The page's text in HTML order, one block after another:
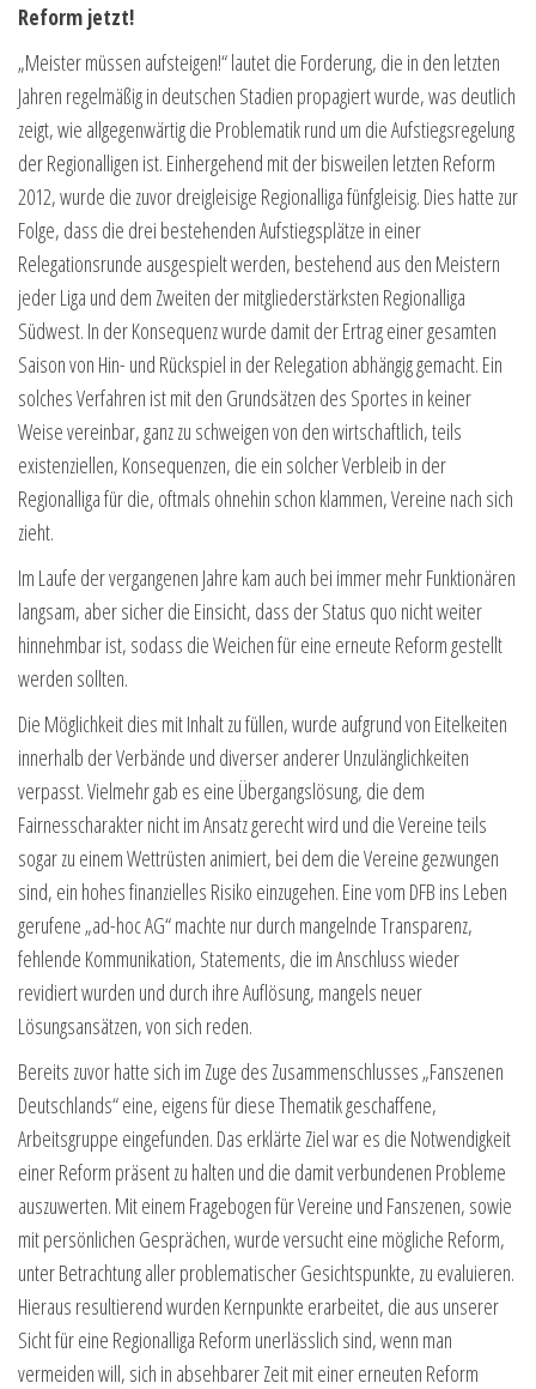
Reform jetzt!
„Meister müssen aufsteigen!“ lautet die Forderung, die in den letzten
Jahren regelmäßig in deutschen Stadien propagiert wurde, was deutlich
zeigt, wie allgegenwärtig die Problematik rund um die Aufstiegsregelung
der Regionalligen ist. Einhergehend mit der bisweilen letzten Reform
2012, wurde die zuvor dreigleisige Regionalliga fünfgleisig. Dies hatte zur
Folge, dass die drei bestehenden Aufstiegsplätze in einer
Relegationsrunde ausgespielt werden, bestehend aus den Meistern
jeder Liga und dem Zweiten der mitgliederstärksten Regionalliga
Südwest. In der Konsequenz wurde damit der Ertrag einer gesamten
Saison von Hin- und Rückspiel in der Relegation abhängig gemacht. Ein
solches Verfahren ist mit den Grundsätzen des Sportes in keiner
Weise vereinbar, ganz zu schweigen von den wirtschaftlich, teils
existenziellen, Konsequenzen, die ein solcher Verbleib in der
Regionalliga für die, oftmals ohnehin schon klammen, Vereine nach sich
zieht.
Im Laufe der vergangenen Jahre kam auch bei immer mehr Funktionären
langsam, aber sicher die Einsicht, dass der Status quo nicht weiter
hinnehmbar ist, sodass die Weichen für eine erneute Reform gestellt
werden sollten.
Die Möglichkeit dies mit Inhalt zu füllen, wurde aufgrund von Eitelkeiten
innerhalb der Verbände und diverser anderer Unzulänglichkeiten
verpasst. Vielmehr gab es eine Übergangslösung, die dem
Fairnesscharakter nicht im Ansatz gerecht wird und die Vereine teils
sogar zu einem Wettrüsten animiert, bei dem die Vereine gezwungen
sind, ein hohes finanzielles Risiko einzugehen. Eine vom DFB ins Leben
gerufene „ad-hoc AG“ machte nur durch mangelnde Transparenz,
fehlende Kommunikation, Statements, die im Anschluss wieder
revidiert wurden und durch ihre Auflösung, mangels neuer
Lösungsansätzen, von sich reden.
Bereits zuvor hatte sich im Zuge des Zusammenschlusses „Fanszenen
Deutschlands“ eine, eigens für diese Thematik geschaffene,
Arbeitsgruppe eingefunden. Das erklärte Ziel war es die Notwendigkeit
einer Reform präsent zu halten und die damit verbundenen Probleme
auszuwerten. Mit einem Fragebogen für Vereine und Fanszenen, sowie
mit persönlichen Gesprächen, wurde versucht eine mögliche Reform,
unter Betrachtung aller problematischer Gesichtspunkte, zu evaluieren.
Hieraus resultierend wurden Kernpunkte erarbeitet, die aus unserer
Sicht für eine Regionalliga Reform unerlässlich sind, wenn man
vermeiden will, sich in absehbarer Zeit mit einer erneuten Reform